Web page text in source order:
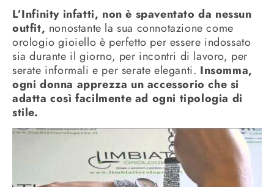
L’Infinity infatti, non è spaventato da nessun
outfit, nonostante la sua connotazione come
orologio gioiello è perfetto per essere indossato
sia durante il giorno, per incontri di lavoro, per
serate informali e per serate eleganti. Insomma,
ogni donna apprezza un accessorio che si
adatta così facilmente ad ogni tipologia di
stile.